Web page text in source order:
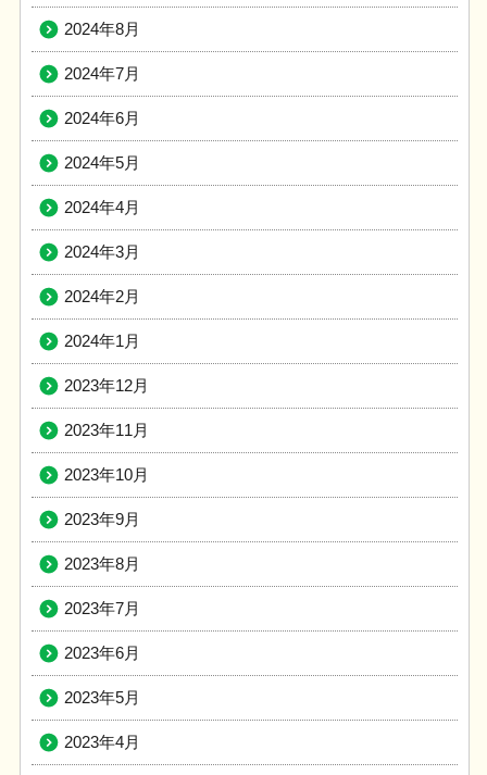
2024年8月
2024年7月
2024年6月
2024年5月
2024年4月
2024年3月
2024年2月
2024年1月
2023年12月
2023年11月
2023年10月
2023年9月
2023年8月
2023年7月
2023年6月
2023年5月
2023年4月